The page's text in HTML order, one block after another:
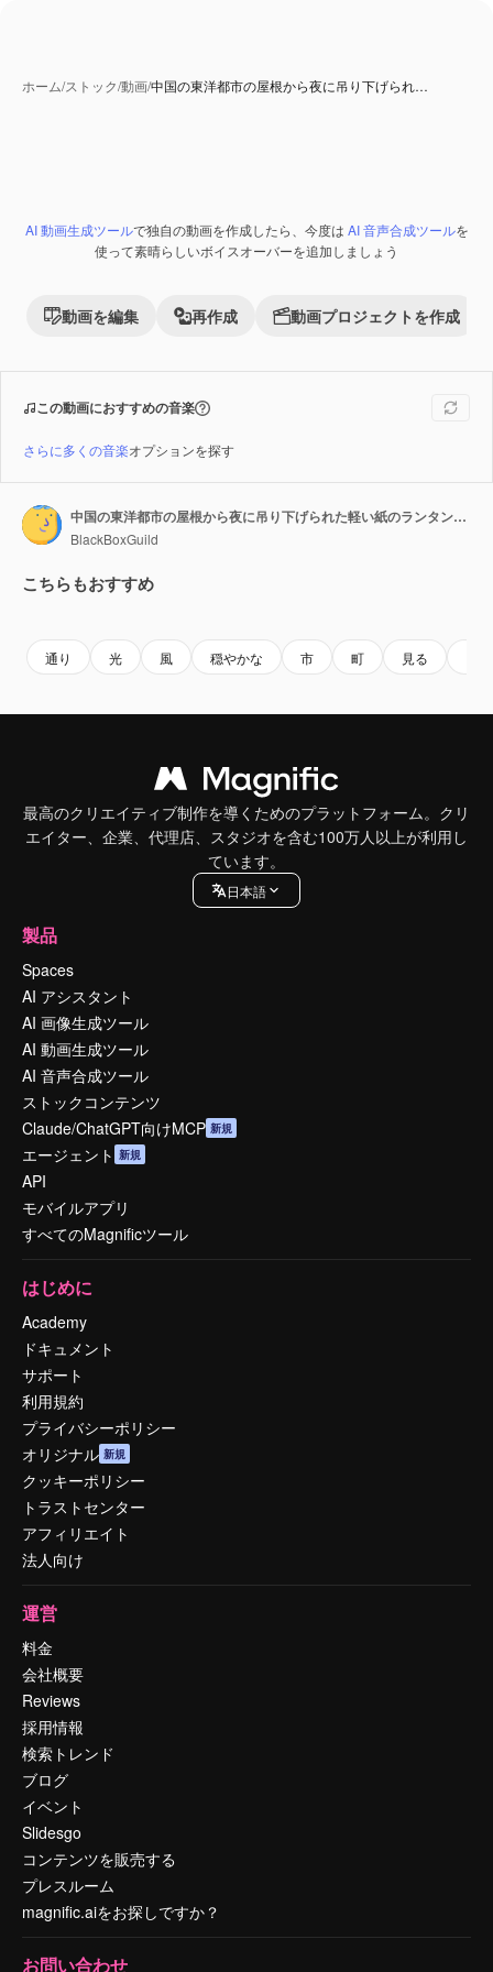
ホーム/ストック/動画/中国の東洋都市の屋根から夜に吊り下げられ…
Premium
AI 動画生成ツールで独自の動画を作成したら、今度は AI 音声合成ツールを
使って素晴らしいボイスオーバーを追加しましょう
動画を編集 再作成 動画プロジェクトを作成
この動画におすすめの音楽
さらに多くの音楽オプションを探す
中国の東洋都市の屋根から夜に吊り下げられた軽い紙のランタンの設置
BlackBoxGuild
こちらもおすすめ
通り 光 風 穏やかな 市 町 見る
最高のクリエイティブ制作を導くためのプラットフォーム。クリ
エイター、企業、代理店、スタジオを含む100万人以上が利用し
ています。
日本語
製品
Spaces
AI アシスタント
AI 画像生成ツール
AI 動画生成ツール
AI 音声合成ツール
ストックコンテンツ
Claude/ChatGPT向けMCP 新規
エージェント 新規
API
モバイルアプリ
すべてのMagnificツール
はじめに
Academy
ドキュメント
サポート
利用規約
プライバシーポリシー
オリジナル 新規
クッキーポリシー
トラストセンター
アフィリエイト
法人向け
運営
料金
会社概要
Reviews
採用情報
検索トレンド
ブログ
イベント
Slidesgo
コンテンツを販売する
プレスルーム
magnific.aiをお探しですか？
お問い合わせ